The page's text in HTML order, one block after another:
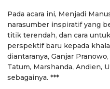
Pada acara ini, Menjadi
narasumber inspiratif yang
titik terendah, dan cara
perspektif baru kepada
diantaranya, Ganjar
Tatum, Marshanda, Andien,
sebagainya. ***